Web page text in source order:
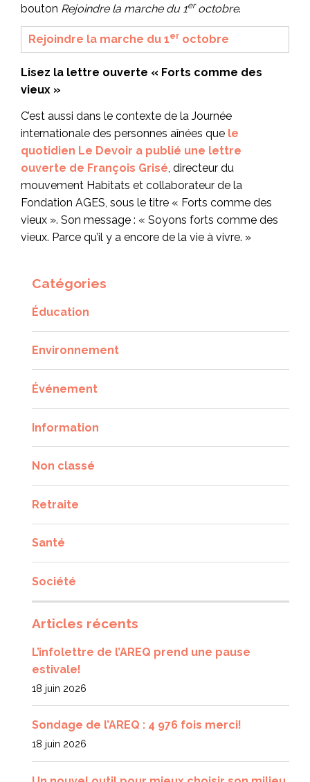
bouton Rejoindre la marche du 1eroctobre.
Rejoindre la marche du 1er octobre
Lisez la lettre ouverte « Forts comme des
vieux »
C’est aussi dans le contexte de la Journée
internationale des personnes aînées que le
quotidien Le Devoir a publié une lettre
ouverte de François Grisé, directeur du
mouvement Habitats et collaborateur de la
Fondation AGES, sous le titre « Forts comme des
vieux ». Son message : « Soyons forts comme des
vieux. Parce qu’il y a encore de la vie à vivre. »
Catégories
Éducation
Environnement
Événement
Information
Non classé
Retraite
Santé
Société
Articles récents
L’infolettre de l’AREQ prend une pause
estivale!
18 juin 2026
Sondage de l’AREQ : 4 976 fois merci!
18 juin 2026